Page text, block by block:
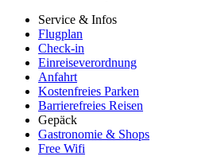
Service & Infos
Flugplan
Check-in
Einreiseverordnung
Anfahrt
Kostenfreies Parken
Barrierefreies Reisen
Gepäck
Gastronomie & Shops
Free Wifi